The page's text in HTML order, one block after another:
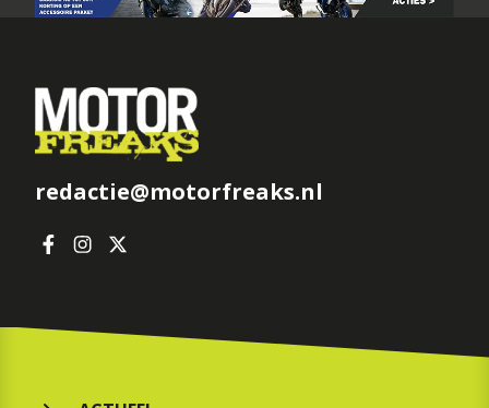
redactie@motorfreaks.nl